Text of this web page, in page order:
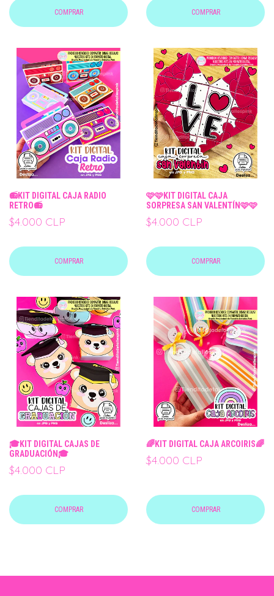
COMPRAR COMPRAR
📻KIT DIGITAL CAJA RADIO
RETRO📻
$4.000 CLP
COMPRAR
🩷🩷KIT DIGITAL CAJA
SORPRESA SAN VALENTÍN🩷🩷
$4.000 CLP
COMPRAR
🎓KIT DIGITAL CAJAS DE
GRADUACIÓN🎓
$4.000 CLP
COMPRAR
🌈KIT DIGITAL CAJA ARCOIRIS🌈
$4.000 CLP
COMPRAR